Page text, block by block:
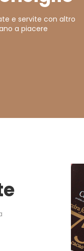
e servite con altro
a piacere